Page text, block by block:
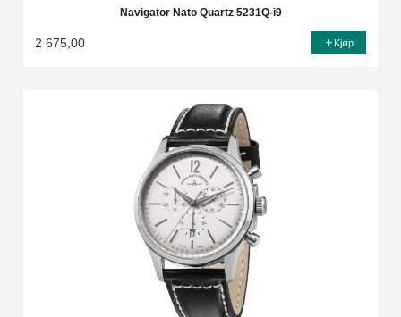
Navigator Nato Quartz 5231Q-i9
2 675,00 Kjøp